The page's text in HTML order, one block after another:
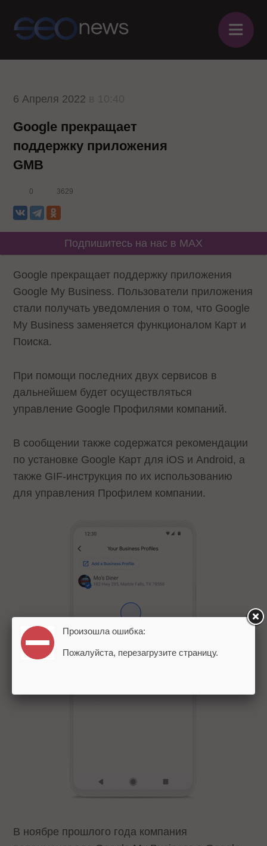
≡
6 Апреля 2022
Google прекращает
поддержку приложения
GMB
0 3629
Подпишитесь на нас в MAX
Google прекращает поддержку приложения
Google My Business. Пользователи приложения
стали получать уведомления о том, что Google
My Business заменяется функционалом Карт и
Поиска.
При помощи последних двух сервисов в
дальнейшем будет осуществляться
управление Google Профилями компаний.
В сообщении также содержатся рекомендации
по установке Google Карт для iOS и Android, а
также GIF-инструкция по их использованию
для управления Профилем компании.
В ноябре прошлого года компания
Произошла ошибка:
Пожалуйста, перезагрузите страницу.